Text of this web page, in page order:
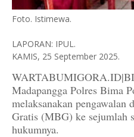
Foto. Istimewa.
LAPORAN: IPUL.
KAMIS, 25 September 2025.
Madapangga Polres Bima
melaksanakan
Gratis (MBG) ke sejumlah
hukumnya.